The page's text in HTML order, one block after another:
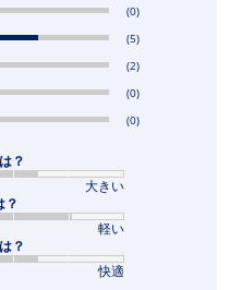
(0)
(5)
(2)
(0)
(0)
？
大きい
？
軽い
？
快適